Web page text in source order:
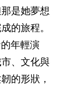
是她夢想
的旅程。
年輕演
、文化與
的形狀，